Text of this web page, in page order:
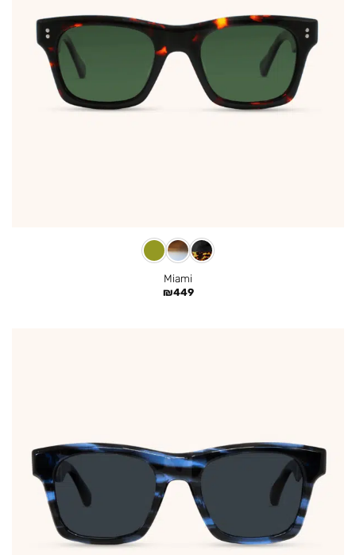
Miami
₪449